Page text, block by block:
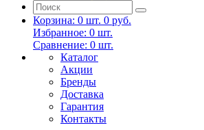
Корзина: 0 шт. 0 руб.
Избранное: 0 шт.
Сравнение: 0 шт.
Каталог
Акции
Бренды
Доставка
Гарантия
Контакты